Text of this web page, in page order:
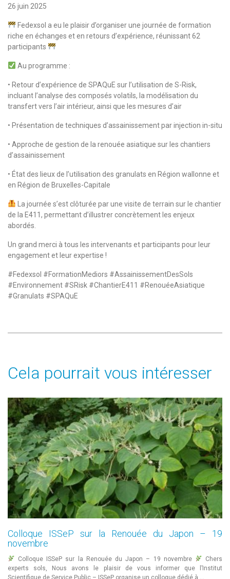
26 juin 2025
Fedexsol a eu le plaisir d’organiser une journée de formation
riche en échanges et en retours d’expérience, réunissant 62
participants
Au programme :
• Retour d’expérience de SPAQuE sur l’utilisation de S-Risk,
incluant l’analyse des composés volatils, la modélisation du
transfert vers l’air intérieur, ainsi que les mesures d’air
• Présentation de techniques d’assainissement par injection in-situ
• Approche de gestion de la renouée asiatique sur les chantiers
d’assainissement
• État des lieux de l’utilisation des granulats en Région wallonne et
en Région de Bruxelles-Capitale
La journée s’est clôturée par une visite de terrain sur le chantier
de la E411, permettant d’illustrer concrètement les enjeux
abordés.
Un grand merci à tous les intervenants et participants pour leur
engagement et leur expertise !
#Fedexsol #FormationMediors #AssainissementDesSols
#Environnement #SRisk #ChantierE411 #RenouéeAsiatique
#Granulats #SPAQuE
Cela pourrait vous intéresser
Colloque ISSeP sur la Renouée du Japon – 19
novembre
Colloque ISSeP sur la Renouée du Japon – 19 novembre
Chers
experts sols, Nous avons le plaisir de vous informer que l’Institut